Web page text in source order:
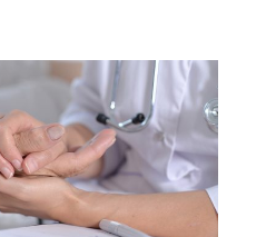
Novas Regras em
2025: Psicossociais
Passam a Ser